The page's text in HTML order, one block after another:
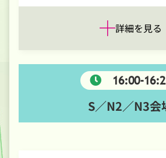
詳細を見る
16:00-
S／N2／N3会